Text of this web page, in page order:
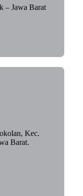
– Jawa Barat
Kec.
Barat.